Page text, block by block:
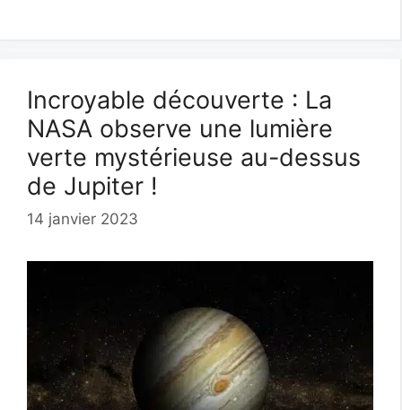
Incroyable découverte : La
NASA observe une lumière
verte mystérieuse au-dessus
de Jupiter !
14 janvier 2023